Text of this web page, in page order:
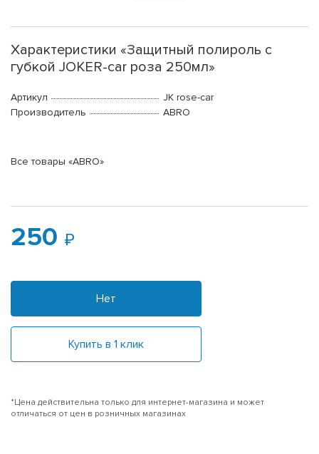
Характеристики «Защитный полироль с
губкой JOKER-car роза 250мл»
Артикул
JK rose-car
Производитель
ABRO
Все товары «ABRO»
250
Нет
Купить в 1 клик
*Цена действительна только для интернет-магазина и может
отличаться от цен в розничных магазинах